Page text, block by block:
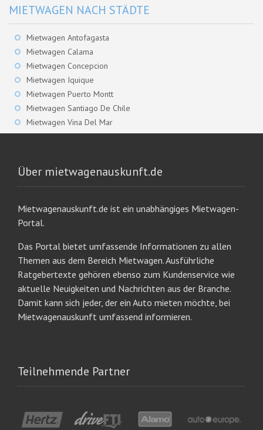
MIETWAGEN NACH STÄDTE
Mietwagen Antofagasta
Mietwagen Calama
Mietwagen Concepcion
Mietwagen Iquique
Mietwagen Puerto Montt
Mietwagen Santiago De Chile
Mietwagen Vina Del Mar
Über mietwagenauskunft.de
Mietwagenauskunft.de ist ein unabhängiges Mietwagen-
Portal.
Das Portal bietet umfassende Informationen zu allen
Themen aus dem Bereich Mietwagen. Ausführliche
Ratgebertexte gehören ebenso zum Kundenservice wie
aktuelle Neuigkeiten und Nachrichten aus der Branche.
Damit kann sich jeder, der ein Auto mieten möchte, bei
Mietwagenauskunft umfassend informieren.
Teilnehmende Partner